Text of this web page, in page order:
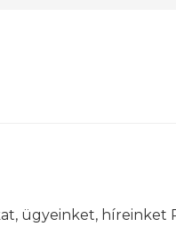
ügyeinket, híreinket